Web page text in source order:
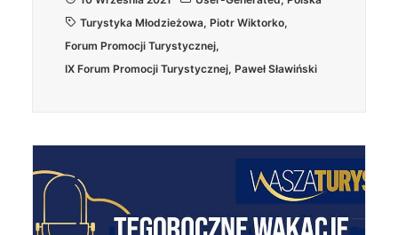
Turystyka Młodzieżowa, Piotr Wiktorko,
Forum Promocji Turystycznej,
IX Forum Promocji Turystycznej, Paweł Sławiński